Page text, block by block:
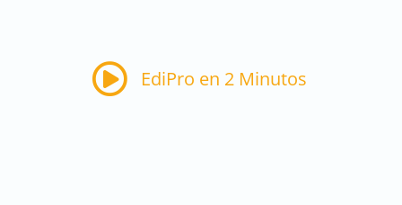
EdiPro en 2 Minutos